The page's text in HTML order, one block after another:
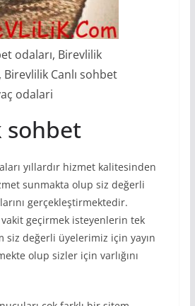
odaları, Birevlilik
Canlı sohbet
odalari
sohbet
yıllardır hizmet kalitesinden
sunmakta olup siz değerli
gerçekleştirmektedir.
geçirmek isteyenlerin tek
siz değerli üyelerimiz için yayın
olup sizler için varlığını